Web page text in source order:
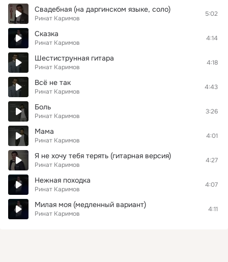
Свадебная (на даргинском языке, соло)
Ринат Каримов
5:02
Сказка
Ринат Каримов
4:14
Шестиструнная гитара
Ринат Каримов
4:18
Всё не так
Ринат Каримов
4:43
Боль
Ринат Каримов
3:26
Мама
Ринат Каримов
4:01
Я не хочу тебя терять (гитарная версия)
Ринат Каримов
4:27
Нежная походка
Ринат Каримов
4:07
Милая моя (медленный вариант)
Ринат Каримов
4:11